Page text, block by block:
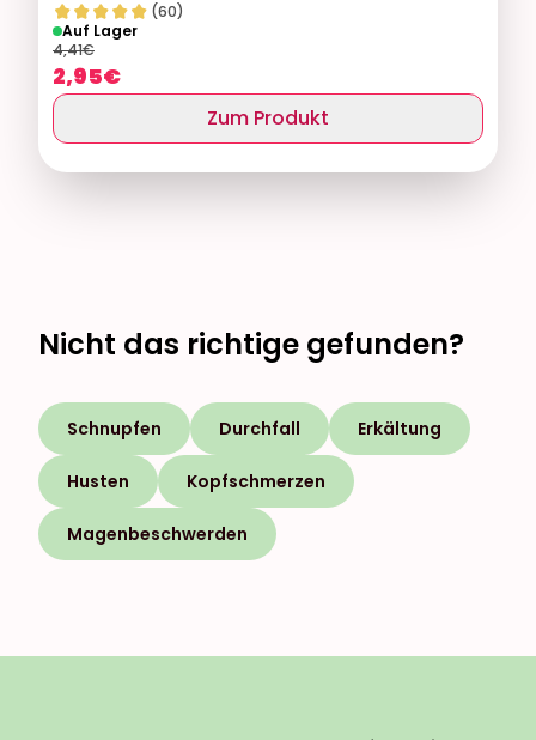
(60)
Auf Lager
4,41€
2,95€
Zum Produkt
Nicht das richtige gefunden?
Schnupfen Durchfall Erkältung
Husten Kopfschmerzen
Magenbeschwerden